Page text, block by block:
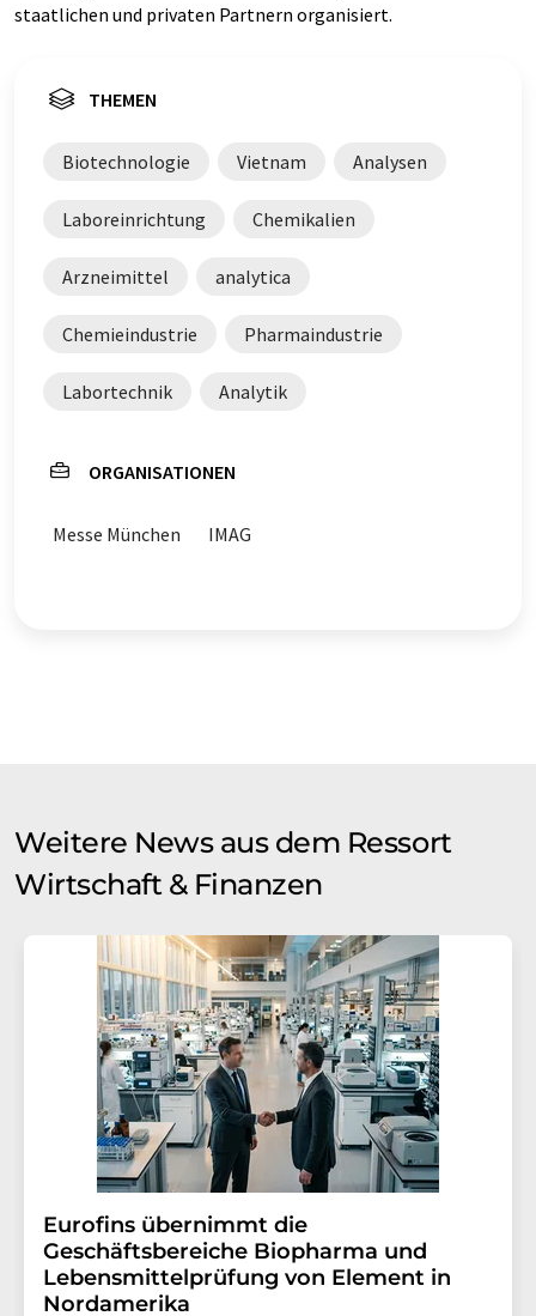
staatlichen und privaten Partnern organisiert.
THEMEN
Biotechnologie Vietnam Analysen
Laboreinrichtung Chemikalien
Arzneimittel analytica
Chemieindustrie Pharmaindustrie
Labortechnik Analytik
ORGANISATIONEN
Messe München IMAG
Weitere News aus dem Ressort
Wirtschaft & Finanzen
Eurofins übernimmt die
Geschäftsbereiche Biopharma und
Lebensmittelprüfung von Element in
Nordamerika